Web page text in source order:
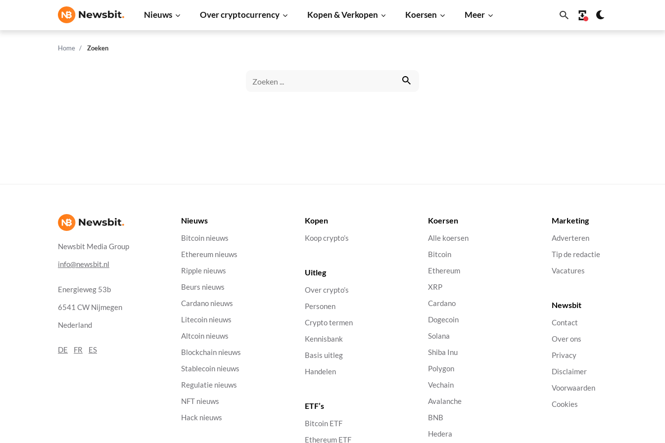
Nieuws Over cryptocurrency Kopen & Verkopen Koersen Meer
Home Zoeken
Newsbit Media Group
info@newsbit.nl
Energieweg 53b
6541 CW Nijmegen
Nederland
DE FR ES
Nieuws
Bitcoin nieuws
Ethereum nieuws
Ripple nieuws
Beurs nieuws
Cardano nieuws
Litecoin nieuws
Altcoin nieuws
Blockchain nieuws
Stablecoin nieuws
Regulatie nieuws
NFT nieuws
Hack nieuws
Kopen
Koop crypto’s
Uitleg
Over crypto’s
Personen
Crypto termen
Kennisbank
Basis uitleg
Handelen
ETF’s
Bitcoin ETF
Ethereum ETF
Koersen
Alle koersen
Bitcoin
Ethereum
XRP
Cardano
Dogecoin
Solana
Shiba Inu
Polygon
Vechain
Avalanche
BNB
Hedera
Marketing
Adverteren
Tip de redactie
Vacatures
Newsbit
Contact
Over ons
Privacy
Disclaimer
Voorwaarden
Cookies